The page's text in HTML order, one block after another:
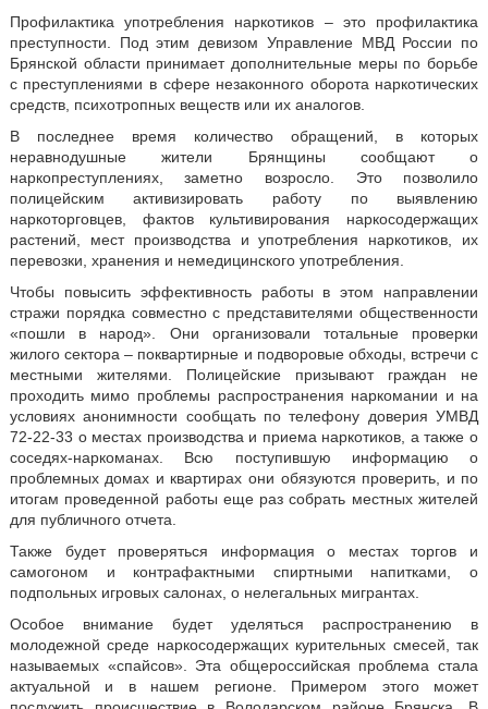
Профилактика употребления наркотиков – это профилактика
преступности. Под этим девизом Управление МВД России по
Брянской области принимает дополнительные меры по борьбе
с преступлениями в сфере незаконного оборота наркотических
средств, психотропных веществ или их аналогов.
В последнее время количество обращений, в которых
неравнодушные жители Брянщины сообщают о
наркопреступлениях, заметно возросло. Это позволило
полицейским активизировать работу по выявлению
наркоторговцев, фактов культивирования наркосодержащих
растений, мест производства и употребления наркотиков, их
перевозки, хранения и немедицинского употребления.
Чтобы повысить эффективность работы в этом направлении
стражи порядка совместно с представителями общественности
«пошли в народ». Они организовали тотальные проверки
жилого сектора – поквартирные и подворовые обходы, встречи с
местными жителями. Полицейские призывают граждан не
проходить мимо проблемы распространения наркомании и на
условиях анонимности сообщать по телефону доверия УМВД
72-22-33 о местах производства и приема наркотиков, а также о
соседях-наркоманах. Всю поступившую информацию о
проблемных домах и квартирах они обязуются проверить, и по
итогам проведенной работы еще раз собрать местных жителей
для публичного отчета.
Также будет проверяться информация о местах торгов и
самогоном и контрафактными спиртными напитками, о
подпольных игровых салонах, о нелегальных мигрантах.
Особое внимание будет уделяться распространению в
молодежной среде наркосодержащих курительных смесей, так
называемых «спайсов». Эта общероссийская проблема стала
актуальной и в нашем регионе. Примером этого может